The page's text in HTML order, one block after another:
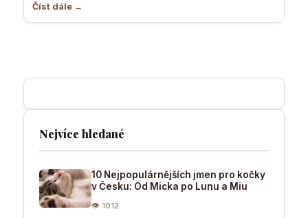
Číst dále →
Nejvíce hledané
10 Nejpopulárnějších jmen pro kočky
v Česku: Od Micka po Lunu a Miu
👁 1012